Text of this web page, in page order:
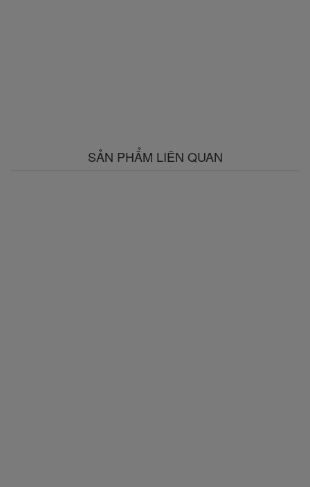
SẢN PHẨM LIÊN QUAN